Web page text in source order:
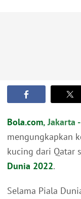
Bola.com, Jakarta -
mengungkapkan
kucing dari Qatar
Dunia 2022.
Selama Piala